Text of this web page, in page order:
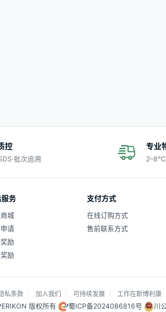
控
批次追溯
专业
2–8℃/
务
城
请
励
励
支付方式
在线订购方式
售前联系方式
私条款 加入我们 可持续发展 工作在斯博利康
版权所有 蜀ICP备2024086816号 川